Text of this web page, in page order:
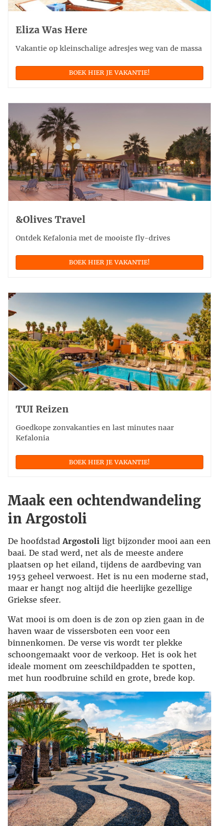
Eliza Was Here
Vakantie op kleinschalige adresjes weg van de massa
BOEK HIER JE VAKANTIE!
&Olives Travel
Ontdek Kefalonia met de mooiste fly-drives
BOEK HIER JE VAKANTIE!
TUI Reizen
Goedkope zonvakanties en last minutes naar
Kefalonia
BOEK HIER JE VAKANTIE!
Maak een ochtendwandeling
in Argostoli
De hoofdstadArgostoli ligt bijzonder mooi aan een
baai. De stad werd, net als de meeste andere
plaatsen op het eiland, tijdens de aardbeving van
1953 geheel verwoest. Het is nu een moderne stad,
maar er hangt nog altijd die heerlijke gezellige
Griekse sfeer.
Wat mooi is om doen is de zon op zien gaan in de
haven waar de vissersboten een voor een
binnenkomen. De verse vis wordt ter plekke
schoongemaakt voor de verkoop. Het is ook het
ideale moment om zeeschildpadden te spotten,
met hun roodbruine schild en grote, brede kop.